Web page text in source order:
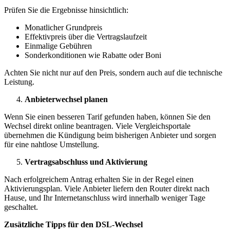
Prüfen Sie die Ergebnisse hinsichtlich:
Monatlicher Grundpreis
Effektivpreis über die Vertragslaufzeit
Einmalige Gebühren
Sonderkonditionen wie Rabatte oder Boni
Achten Sie nicht nur auf den Preis, sondern auch auf die technische
Leistung.
Anbieterwechsel planen
Wenn Sie einen besseren Tarif gefunden haben, können Sie den
Wechsel direkt online beantragen. Viele Vergleichsportale
übernehmen die Kündigung beim bisherigen Anbieter und sorgen
für eine nahtlose Umstellung.
Vertragsabschluss und Aktivierung
Nach erfolgreichem Antrag erhalten Sie in der Regel einen
Aktivierungsplan. Viele Anbieter liefern den Router direkt nach
Hause, und Ihr Internetanschluss wird innerhalb weniger Tage
geschaltet.
Zusätzliche Tipps für den DSL-Wechsel